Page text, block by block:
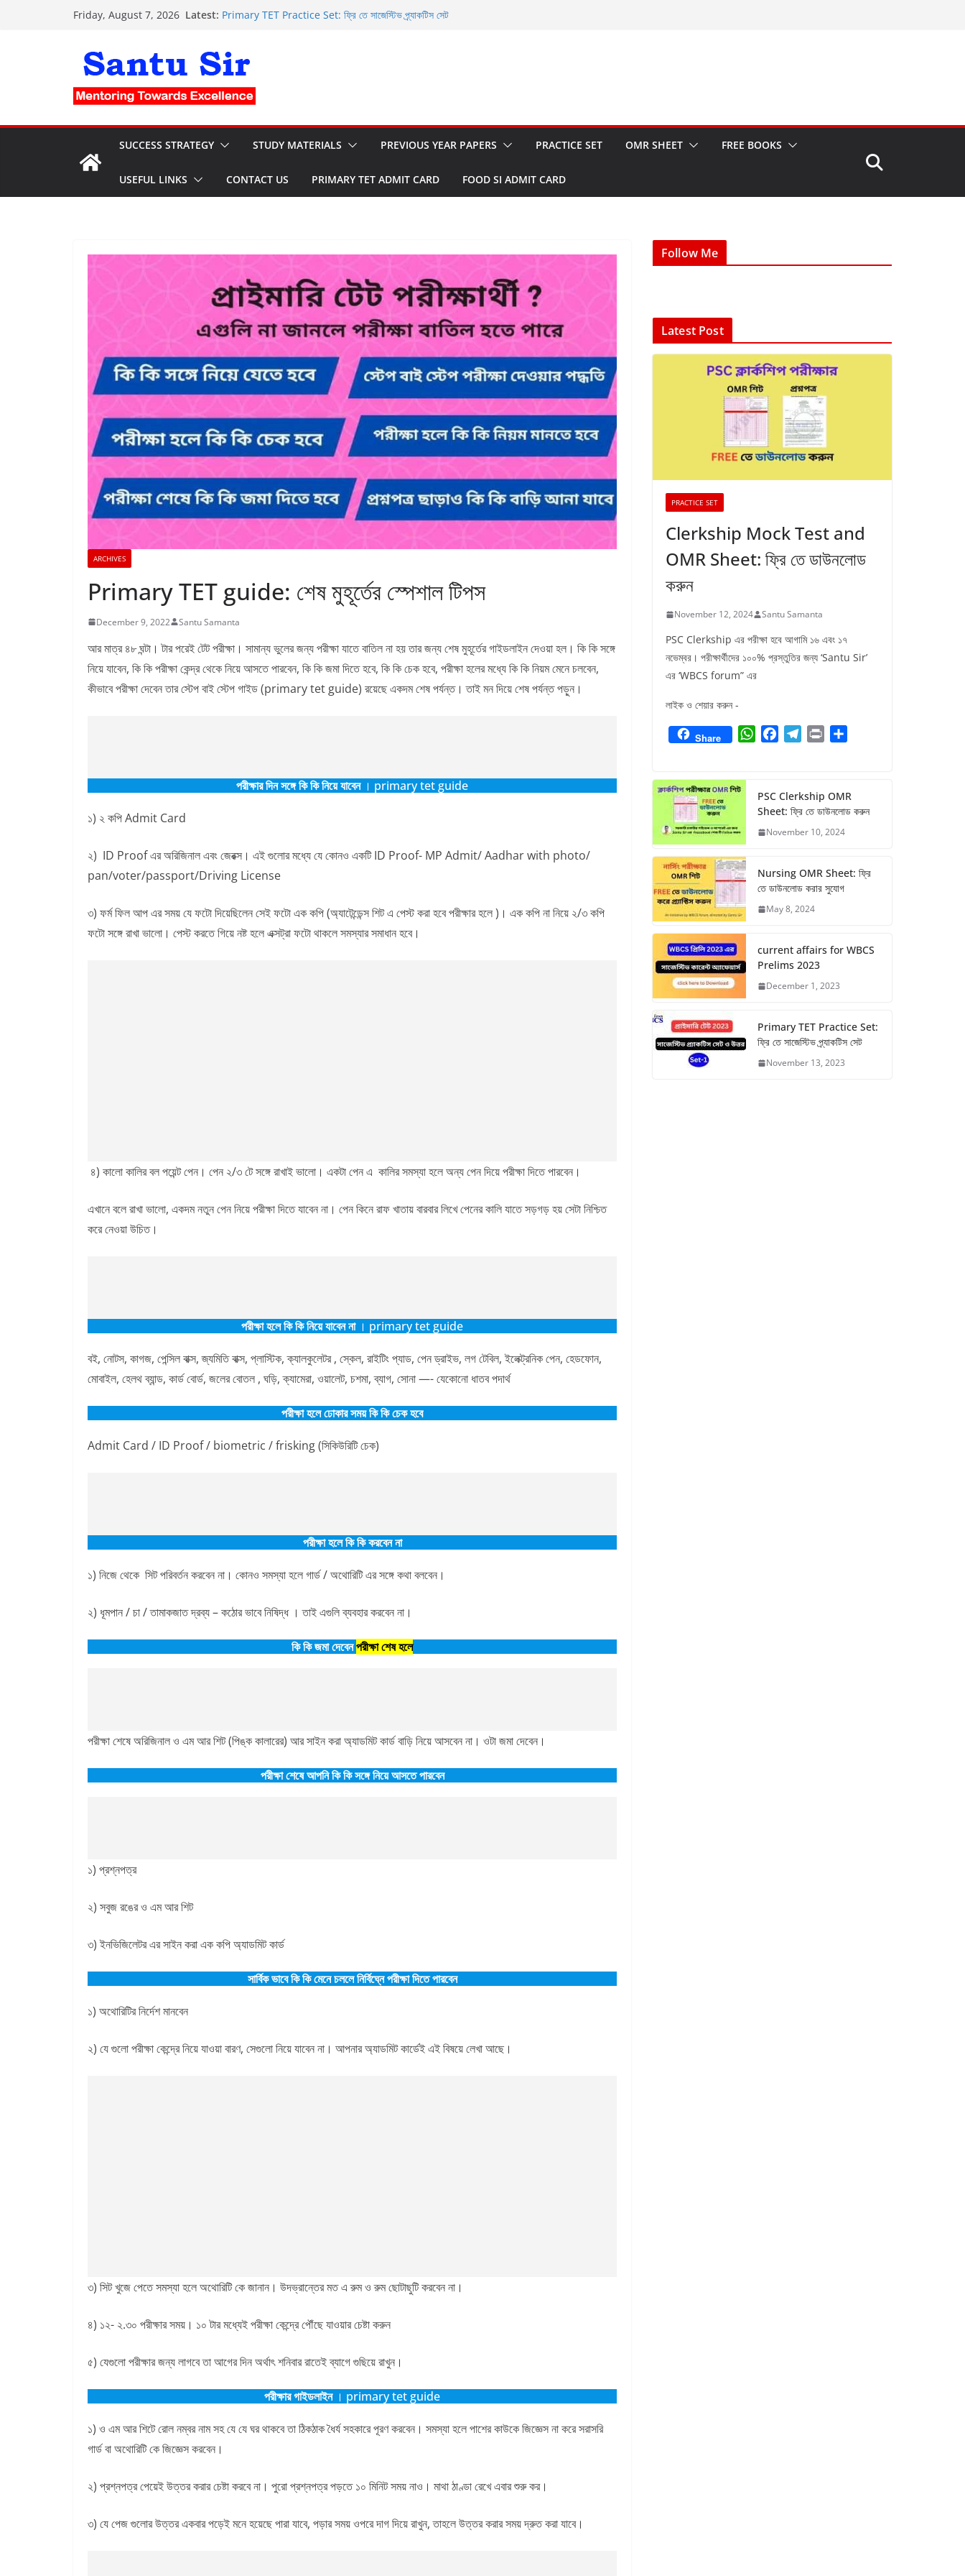
Friday, August 7, 2026 Latest: Primary TET Practice Set: ফ্রি তে সাজেস্টিভ প্র্যাকটিস সেট
Nursing OMR Sheet: ফ্রি তে ডাউনলোড করার সুযোগ
current affairs for WBCS Prelims 2023
SUCCESS STRATEGY STUDY MATERIALS PREVIOUS YEAR PAPERS PRACTICE SET OMR SHEET FREE BOOKS
USEFUL LINKS CONTACT US PRIMARY TET ADMIT CARD FOOD SI ADMIT CARD
ARCHIVES
Primary TET guide: শেষ মুহূর্তের স্পেশাল টিপস
December 9, 2022 Santu Samanta
আর মাত্র ৪৮ ঘন্টা। টার পরেই টেট পরীক্ষা। সামান্য ভুলের জন্য পরীক্ষা যাতে বাতিল না হয় তার জন্য শেষ মুহূর্তের গাইডলাইন দেওয়া হল। কি কি সঙ্গে
নিয়ে যাবেন, কি কি পরীক্ষা কেন্দ্র থেকে নিয়ে আসতে পারবেন, কি কি জমা দিতে হবে, কি কি চেক হবে, পরীক্ষা হলের মধ্যে কি কি নিয়ম মেনে চলবেন,
কীভাবে পরীক্ষা দেবেন তার স্টেপ বাই স্টেপ গাইড (primary tet guide) রয়েছে একদম শেষ পর্যন্ত। তাই মন দিয়ে শেষ পর্যন্ত পড়ুন।
পরীক্ষার দিন সঙ্গে কি কি নিয়ে যাবেন। primary tet guide
১) ২ কপি Admit Card
২) ID Proof এর অরিজিনাল এবং জেরক্স। এই গুলোর মধ্যে যে কোনও একটি ID Proof- MP Admit/ Aadhar with photo/
pan/voter/passport/Driving License
৩) ফর্ম ফিল আপ এর সময় যে ফটো দিয়েছিলেন সেই ফটো এক কপি (অ্যাটেন্ডেন্স শিট এ পেস্ট করা হবে পরীক্ষার হলে )। এক কপি না নিয়ে ২/৩ কপি
ফটো সঙ্গে রাখা ভালো। পেস্ট করতে গিয়ে নষ্ট হলে এক্সট্রা ফটো থাকলে সমস্যার সমাধান হবে।
৪) কালো কালির বল পয়েন্ট পেন। পেন ২/৩ টে সঙ্গে রাখাই ভালো। একটা পেন এ কালির সমস্যা হলে অন্য পেন দিয়ে পরীক্ষা দিতে পারবেন।
এখানে বলে রাখা ভালো, একদম নতুন পেন নিয়ে পরীক্ষা দিতে যাবেন না। পেন কিনে রাফ খাতায় বারবার লিখে পেনের কালি যাতে সড়গড় হয় সেটা নিশ্চিত
করে নেওয়া উচিত।
পরীক্ষা হলে কি কি নিয়ে যাবেন না। primary tet guide
বই, নোটস, কাগজ, পেন্সিল বাক্স, জ্যমিতি বাক্স, প্লাস্টিক, ক্যালকুলেটর , স্কেল, রাইটিং প্যাড, পেন ড্রাইভ, লগ টেবিল, ইলেক্ট্রনিক পেন, হেডফোন,
মোবাইল, হেলথ ব্যান্ড, কার্ড বোর্ড, জলের বোতল , ঘড়ি, ক্যামেরা, ওয়ালেট, চশমা, ব্যাগ, সোনা —- যেকোনো ধাতব পদার্থ
পরীক্ষা হলে ঢোকার সময় কি কি চেক হবে
Admit Card / ID Proof / biometric / frisking (সিকিউরিটি চেক)
পরীক্ষা হলে কি কি করবেন না
১) নিজে থেকে সিট পরিবর্তন করবেন না। কোনও সমস্যা হলে গার্ড / অথোরিটি এর সঙ্গে কথা বলবেন।
২) ধূমপান / চা / তামাকজাত দ্রব্য – কঠোর ভাবে নিষিদ্ধ । তাই এগুলি ব্যবহার করবেন না।
কি কি জমা দেবেনপরীক্ষা শেষ হলে
পরীক্ষা শেষে অরিজিনাল ও এম আর শিট (পিঙ্ক কালারের) আর সাইন করা অ্যাডমিট কার্ড বাড়ি নিয়ে আসবেন না। ওটা জমা দেবেন।
পরীক্ষা শেষে আপনি কি কি সঙ্গে নিয়ে আসতে পারবেন
১) প্রশ্নপত্র
২) সবুজ রঙের ও এম আর শিট
৩) ইনভিজিলেটর এর সাইন করা এক কপি অ্যাডমিট কার্ড
সার্বিক ভাবে কি কি মেনে চললে নির্বিঘ্নে পরীক্ষা দিতে পারবেন
১) অথোরিটির নির্দেশ মানবেন
২) যে গুলো পরীক্ষা কেন্দ্রে নিয়ে যাওয়া বারণ, সেগুলো নিয়ে যাবেন না। আপনার অ্যাডমিট কার্ডেই এই বিষয়ে লেখা আছে।
৩) সিট খুজে পেতে সমস্যা হলে অথোরিটি কে জানান। উদভ্রান্তের মত এ রুম ও রুম ছোটাছুটি করবেন না।
৪) ১২- ২.৩০ পরীক্ষার সময়। ১০ টার মধ্যেই পরীক্ষা কেন্দ্রে পৌঁছে যাওয়ার চেষ্টা করুন
৫) যেগুলো পরীক্ষার জন্য লাগবে তা আগের দিন অর্থাৎ শনিবার রাতেই ব্যাগে গুছিয়ে রাখুন।
পরীক্ষার গাইডলাইন। primary tet guide
১) ও এম আর শিটে রোল নম্বর নাম সহ যে যে ঘর থাকবে তা ঠিকঠাক ধৈর্য সহকারে পূরণ করবেন। সমস্যা হলে পাশের কাউকে জিজ্ঞেস না করে সরাসরি
গার্ড বা অথোরিটি কে জিজ্ঞেস করবেন।
২) প্রশ্নপত্র পেয়েই উত্তর করার চেষ্টা করবে না। পুরো প্রশ্নপত্র পড়তে ১০ মিনিট সময় নাও। মাথা ঠাণ্ডা রেখে এবার শুরু কর।
৩) যে পেজ গুলোর উত্তর একবার পড়েই মনে হয়েছে পারা যাবে, পড়ার সময় ওপরে দাগ দিয়ে রাখুন, তাহলে উত্তর করার সময় দ্রুত করা যাবে।
Follow Me
Latest Post
PRACTICE SET
Clerkship Mock Test and
OMR Sheet: ফ্রি তে ডাউনলোড
করুন
November 12, 2024 Santu Samanta
PSC Clerkship এর পরীক্ষা হবে আগামি ১৬ এবং ১৭
নভেম্বর। পরীক্ষার্থীদের ১০০% প্রস্তুতির জন্য ‘Santu Sir’
এর ‘WBCS forum” এর
লাইক ও শেয়ার করুন -
Share
W
s
A
p
b
o
o
g
r
a
e
PSC Clerkship OMR
Sheet: ফ্রি তে ডাউনলোড করুন
November 10, 2024
Nursing OMR Sheet: ফ্রি
তে ডাউনলোড করার সুযোগ
May 8, 2024
current affairs for WBCS
Prelims 2023
December 1, 2023
Primary TET Practice Set:
ফ্রি তে সাজেস্টিভ প্র্যাকটিস সেট
November 13, 2023